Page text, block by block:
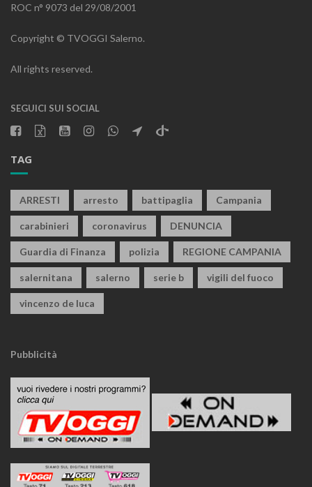
ROC n° 9073 del 29/08/2001
Copyright © TVOGGI Salerno.
All rights reserved.
SEGUICI SUI SOCIAL
TAG
ARRESTI arresto battipaglia Campania
carabinieri coronavirus DENUNCIA
Guardia di Finanza polizia REGIONE CAMPANIA
salernitana salerno serie b vigili del fuoco
vincenzo de luca
Pubblicità